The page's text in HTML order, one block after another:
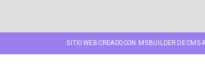
SITIO WEB CREADO CON MSBUILDER DE